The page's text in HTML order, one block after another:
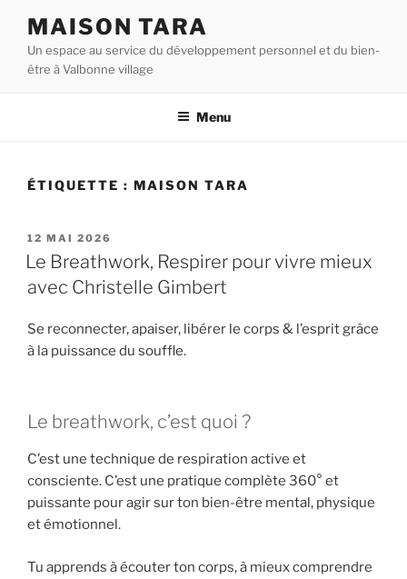
contenu
principal
MAISON TARA
Un espace au service du développement personnel et du bien-
être à Valbonne village
Menu
ÉTIQUETTE : MAISON TARA
PUBLIÉ
LE
12 MAI 2026
Le Breathwork, Respirer pour vivre mieux
avec Christelle Gimbert
Se reconnecter, apaiser, libérer le corps & l’esprit grâce
à la puissance du souffle.
Le breathwork, c’est quoi ?
C’est une technique de respiration active et
consciente. C’est une pratique complète 360° et
puissante pour agir sur ton bien-être mental, physique
et émotionnel.
Tu apprends à écouter ton corps, à mieux comprendre